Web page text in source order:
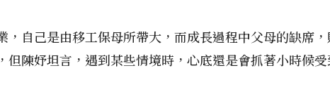
，自己是由移工保母所帶大，而成長過程中父母的缺席
但陳妤坦言，遇到某些情境時，心底還是會抓著小時候